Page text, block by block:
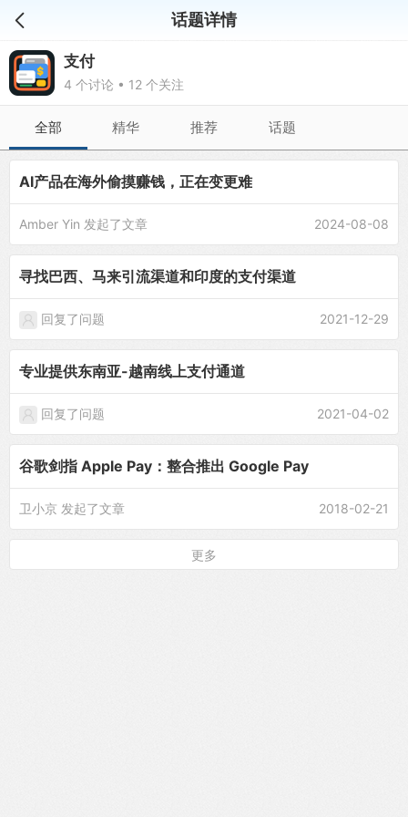
话题详情
支付
4 个讨论 • 12 个关注
全部 精华 推荐 话题
AI产品在海外偷摸赚钱，正在变更难
Amber Yin 发起了文章 2024-08-08
寻找巴西、马来引流渠道和印度的支付渠道
回复了问题 2021-12-29
专业提供东南亚-越南线上支付通道
回复了问题 2021-04-02
谷歌剑指 Apple Pay：整合推出 Google Pay
卫小京 发起了文章 2018-02-21
更多